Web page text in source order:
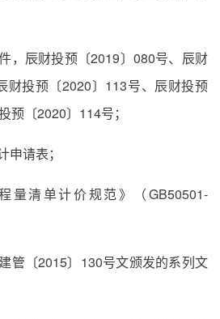
，辰财投预〔2019〕080号、辰财
财投预〔2020〕113号、辰财投预
预〔2020〕114号；
申请表；
量清单计价规范》（GB50501-
管〔2015〕130号文颁发的系列文